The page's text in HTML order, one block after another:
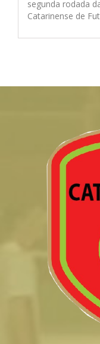
segunda rodada
Catarinense de